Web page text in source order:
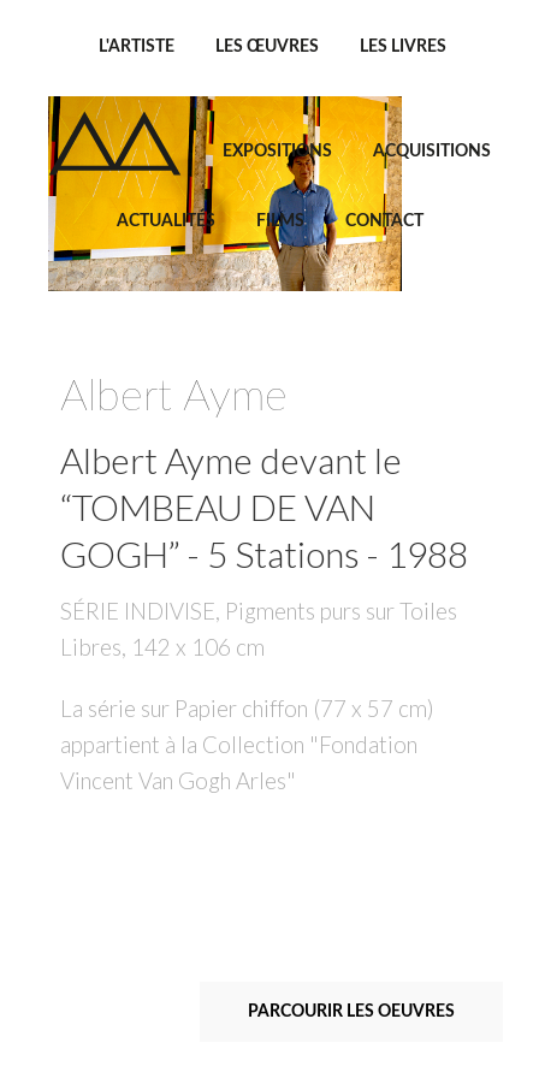
L'ARTISTE LES ŒUVRES LES LIVRES
EXPOSITIONS ACQUISITIONS
ACTUALITÉS FILMS CONTACT
Albert Ayme
Albert Ayme devant le
“TOMBEAU DE VAN
GOGH” - 5 Stations - 1988
SÉRIE INDIVISE, Pigments purs sur Toiles
Libres, 142 x 106 cm
La série sur Papier chiffon (77 x 57 cm)
appartient à la Collection "Fondation
Vincent Van Gogh Arles"
PARCOURIR LES OEUVRES